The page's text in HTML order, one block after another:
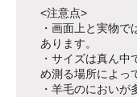
<注意点>
・画面上と実物
あります。
・サイズは真ん
め測る場所によっ
・羊毛のにおい